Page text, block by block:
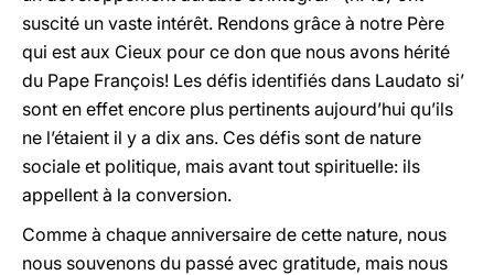
suscité un vaste intérêt. Rendons grâce à notre Père
qui est aux Cieux pour ce don que nous avons hérité
du Pape François! Les défis identifiés dans Laudato si’
sont en effet encore plus pertinents aujourd’hui qu’ils
ne l’étaient il y a dix ans. Ces défis sont de nature
sociale et politique, mais avant tout spirituelle: ils
appellent à la conversion.
Comme à chaque anniversaire de cette nature, nous
nous souvenons du passé avec gratitude, mais nous